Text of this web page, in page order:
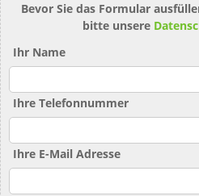
Bevor Sie das Formular
bitte unsere
Ihr Name
Ihre Telefonnummer
Ihre E-Mail Adresse